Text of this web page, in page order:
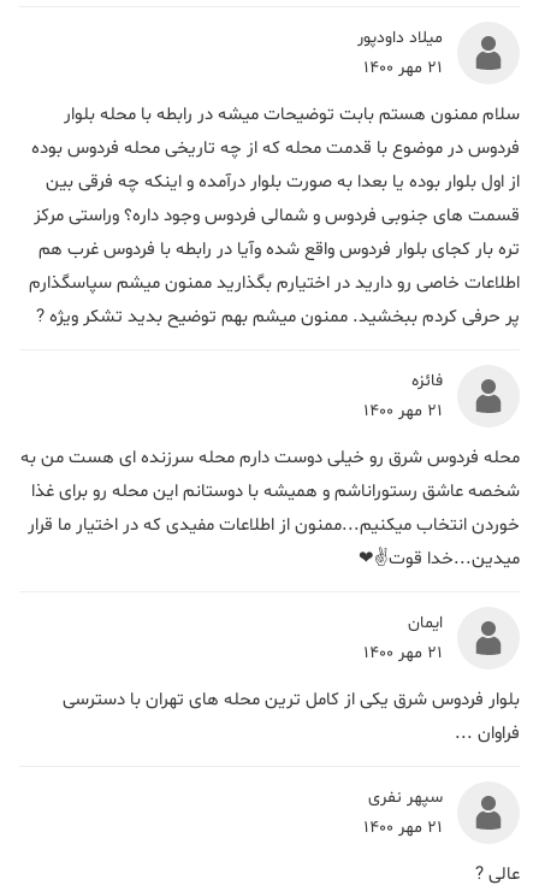
میلاد داودپور
21 مهر 1400
سلام ممنون هستم بابت توضیحات میشه در رابطه با محله بلوار
فردوس در موضوع با قدمت محله که از چه تاریخی محله فردوس بوده
از اول بلوار بوده یا بعدا به صورت بلوار درآمده و اینکه چه فرقی بین
قسمت های جنوبی فردوس و شمالی فردوس وجود داره؟ وراستی مرکز
تره بار کجای بلوار فردوس واقع شده وآیا در رابطه با فردوس غرب هم
اطلاعات خاصی رو دارید در اختیارم بگذارید ممنون میشم سپاسگذارم
پر حرفی کردم ببخشید. ممنون میشم بهم توضیح بدید تشکر ویژه ?
فائزه
21 مهر 1400
محله فردوس شرق رو خیلی دوست دارم محله سرزنده ای هست من به
شخصه عاشق رستوراناشم و همیشه با دوستانم این محله رو برای غذا
خوردن انتخاب میکنیم...ممنون از اطلاعات مفیدی که در اختیار ما قرار
میدین...خدا قوت✌❤
ایمان
21 مهر 1400
بلوار فردوس شرق یکی از کامل ترین محله های تهران با دسترسی
فراوان ...
سپهر نفری
21 مهر 1400
عالی ?